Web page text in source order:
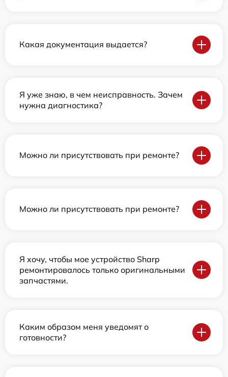
Какая документация выдается?
Я уже знаю, в чем неисправность. Зачем
нужна диагностика?
Можно ли присутствовать при ремонте?
Можно ли присутствовать при ремонте?
Я хочу, чтобы мое устройство Sharp
ремонтировалось только оригинальными
запчастями.
Каким образом меня уведомят о
готовности?